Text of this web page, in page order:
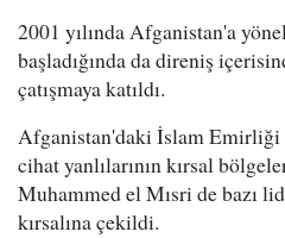
2001 yılında Afganistan'a
başladığında da direniş
çatışmaya katıldı.
Afganistan'daki İslam
cihat yanlılarının kırsal
Muhammed el Mısri de bazı
kırsalına çekildi.